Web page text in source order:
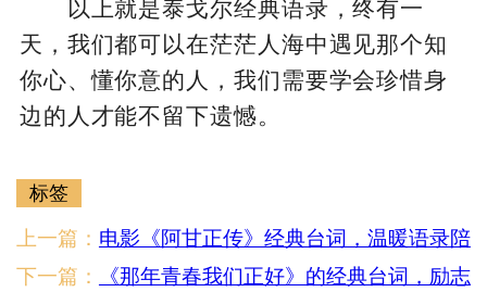
以上就是泰戈尔经典语录，终有一
天，我们都可以在茫茫人海中遇见那个知
你心、懂你意的人，我们需要学会珍惜身
边的人才能不留下遗憾。
标签
上一篇： 电影《阿甘正传》经典台词，温暖语录陪
伴成长
下一篇：
《那年青春我们正好》的经典台词，励志